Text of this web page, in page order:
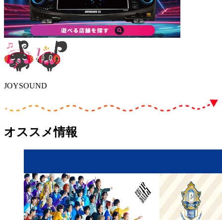
JOYSOUND
オススメ情報